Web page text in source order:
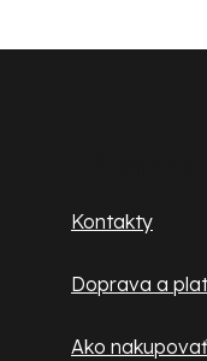
Kontakty
Doprava a
Ako